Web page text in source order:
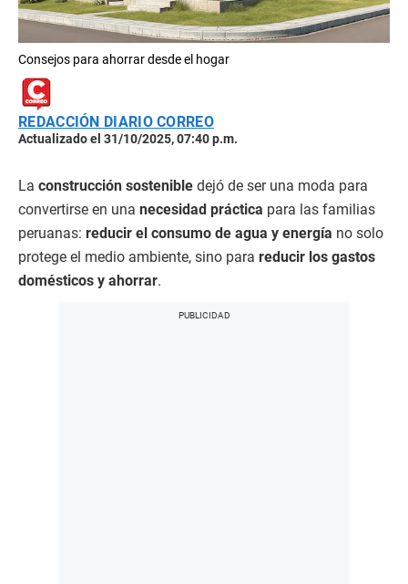
Consejos para ahorrar desde el hogar
REDACCIÓN DIARIO CORREO
Actualizado el 31/10/2025, 07:40 p.m.
La construcción sostenible dejó de ser una moda para
convertirse en una necesidad práctica para las familias
peruanas: reducir el consumo de agua y energía no solo
protege el medio ambiente, sino para reducir los gastos
domésticos y ahorrar.